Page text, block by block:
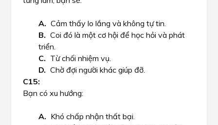
Cảm thấy lo lắng và không tự tin.
Coi đó là một cơ hội để học hỏi và phát
triển.
Từ chối nhiệm vụ.
Chờ đợi người khác giúp đỡ.
Bạn có xu hướng:
Khó chấp nhận thất bại.